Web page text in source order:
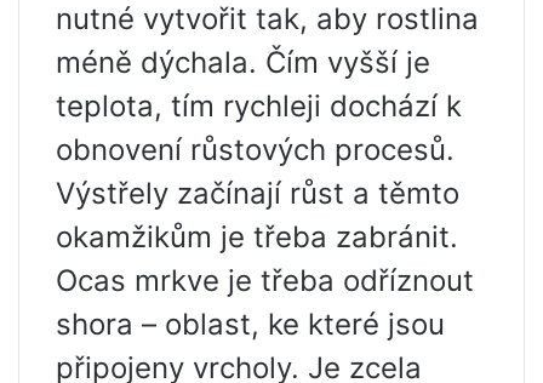
nutné vytvořit tak, aby rostlina
méně dýchala. Čím vyšší je
teplota, tím rychleji dochází k
obnovení růstových procesů.
Výstřely začínají růst a těmto
okamžikům je třeba zabránit.
Ocas mrkve je třeba odříznout
shora – oblast, ke které jsou
připojeny vrcholy. Je zcela